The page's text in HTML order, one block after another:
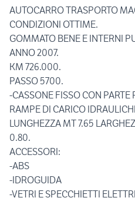
AUTOCARRO TRASPORTO
CONDIZIONI OTTIME.
GOMMATO BENE E INTERNI
ANNO 2007.
KM 726.000.
PASSO 5700.
-CASSONE FISSO CON PARTE
RAMPE DI CARICO
LUNGHEZZA MT 7.65
0.80.
ACCESSORI:
-ABS
-IDROGUIDA
-VETRI E SPECCHIETTI